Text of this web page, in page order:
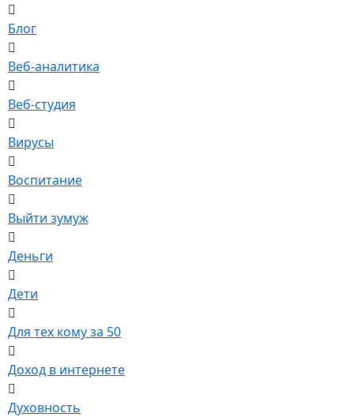
Блог
Веб-аналитика
Веб-студия
Вирусы
Воспитание
Выйти зумуж
Деньги
Дети
Для тех кому за 50
Доход в интернете
Духовность